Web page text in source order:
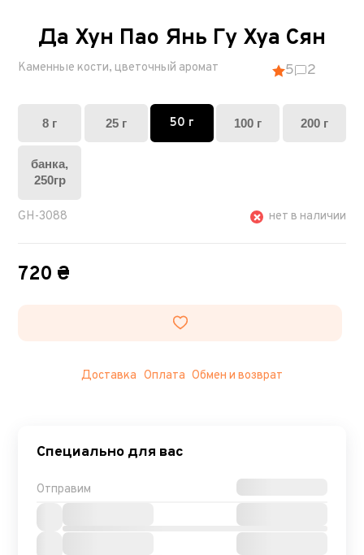
Да Хун Пао Янь Гу Хуа Сян
Каменные кости, цветочный аромат 5 2
8 г 25 г 50 г 100 г 200 г
банка,
250гр
GH-3088 нет в наличии
720 ₴
Доставка Оплата Обмен и возврат
Специально для вас
Отправим